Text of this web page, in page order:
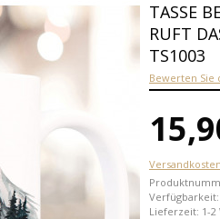
TASSE
RUFT
TS1003
Bewerten Sie
Versandkosten
Verfügbarkeit:
Lieferzeit: 1-2